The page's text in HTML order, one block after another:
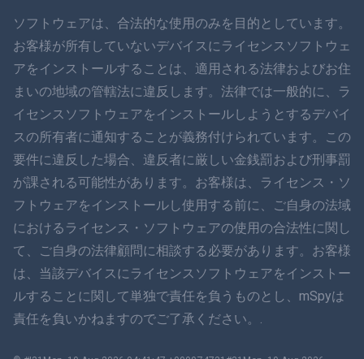
ภาษาไทย
简体中文
ダンスク
हिंदी
עברית
ロマン
Ελληνικά
ベトナム語
ソフトウェアは、合法的な使用のみを目的としています。
お客様が所有していないデバイスにライセンスソフトウェ
アをインストールすることは、適用される法律およびお住
まいの地域の管轄法に違反します。法律では一般的に、ラ
イセンスソフトウェアをインストールしようとするデバイ
スの所有者に通知することが義務付けられています。この
要件に違反した場合、違反者に厳しい金銭罰および刑事罰
が課される可能性があります。お客様は、ライセンス・ソ
フトウェアをインストールし使用する前に、ご自身の法域
におけるライセンス・ソフトウェアの使用の合法性に関し
て、ご自身の法律顧問に相談する必要があります。お客様
は、当該デバイスにライセンスソフトウェアをインストー
ルすることに関して単独で責任を負うものとし、mSpyは
責任を負いかねますのでご了承ください。.